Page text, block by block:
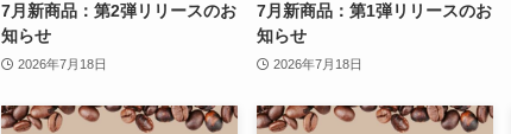
7月新商品：第2弾リリースのお
知らせ
2026年7月18日
7月新商品：第1弾リリースのお
知らせ
2026年7月18日